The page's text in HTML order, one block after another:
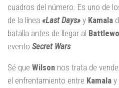
cuadros del número. Es uno de
de la línea «Last Days» y Kamala
batalla antes de llegar al
evento Secret Wars.
Sé que Wilson nos trata de
el enfrentamiento entre Kamala y